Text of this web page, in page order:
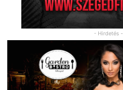
- Hirdetés -